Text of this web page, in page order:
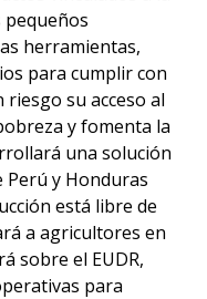
herramientas,
para cumplir con
su acceso al
y fomenta la
una solución
Perú y Honduras
está libre de
a agricultores en
sobre el EUDR,
para